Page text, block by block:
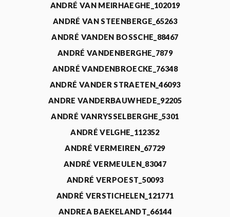
ANDRÉ VAN MEIRHAEGHE_102019
ANDRÉ VAN STEENBERGE_65263
ANDRÉ VANDEN BOSSCHE_88467
ANDRÉ VANDENBERGHE_7879
ANDRÉ VANDENBROECKE_76348
ANDRÉ VANDER STRAETEN_46093
ANDRE VANDERBAUWHEDE_92205
ANDRÉ VANRYSSELBERGHE_5301
ANDRÉ VELGHE_112352
ANDRÉ VERMEIREN_67729
ANDRÉ VERMEULEN_83047
ANDRÉ VERPOEST_50093
ANDRÉ VERSTICHELEN_121771
ANDREA BAEKELANDT_66144